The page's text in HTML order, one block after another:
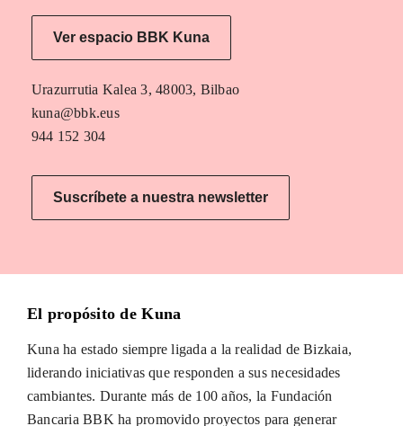
Ver espacio BBK Kuna
Urazurrutia Kalea 3, 48003, Bilbao
kuna@bbk.eus
944 152 304
Suscríbete a nuestra newsletter
El propósito de Kuna
Kuna ha estado siempre ligada a la realidad de Bizkaia,
liderando iniciativas que responden a sus necesidades
cambiantes. Durante más de 100 años, la Fundación
Bancaria BBK ha promovido proyectos para generar